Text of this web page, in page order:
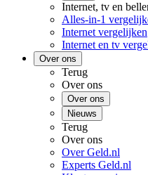
Internet, tv en
Alles-in-1
Internet vergelijken
Internet en tv
Over ons
Terug
Over ons
Over ons
Nieuws
Terug
Over ons
Over Geld.nl
Experts Geld.nl